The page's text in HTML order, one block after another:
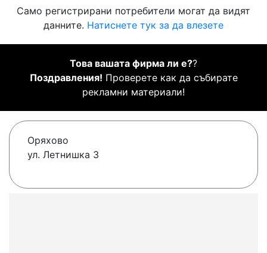
Само регистрирани потребители могат да видят
данните. Натиснете тук за да влезете
Това вашата фирма ли е??
Поздравления! Проверете как да събирате
рекламни материали!
Оряхово
ул. Летнишка 3